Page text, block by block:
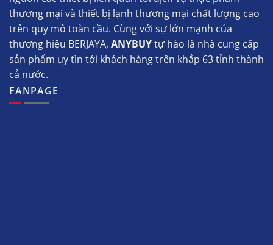
thương mại và thiết bị lạnh thương mại chất lượng cao
trên quy mô toàn cầu. Cùng với sự lớn mạnh của
thương hiệu BERJAYA, ANYBUYtự hào là nhà cung cấp
sản phẩm uy tìn tới khách hàng trên khắp 63 tỉnh thành
cả nước.
FANPAGE